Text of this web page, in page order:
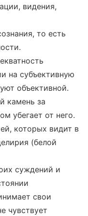
видения,
то есть
на субъективную
объективной.
камень за
убегает от него.
которых видит в
(белой
суждений и
свои
чувствует